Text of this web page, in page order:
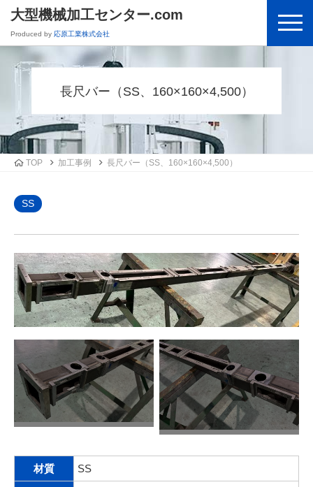
大型機械加工センター.com
Produced by 応原工業株式会社
長尺バー（SS、160×160×4,500）
TOP 加工事例 長尺バー（SS、160×160×4,500）
SS
材質 SS